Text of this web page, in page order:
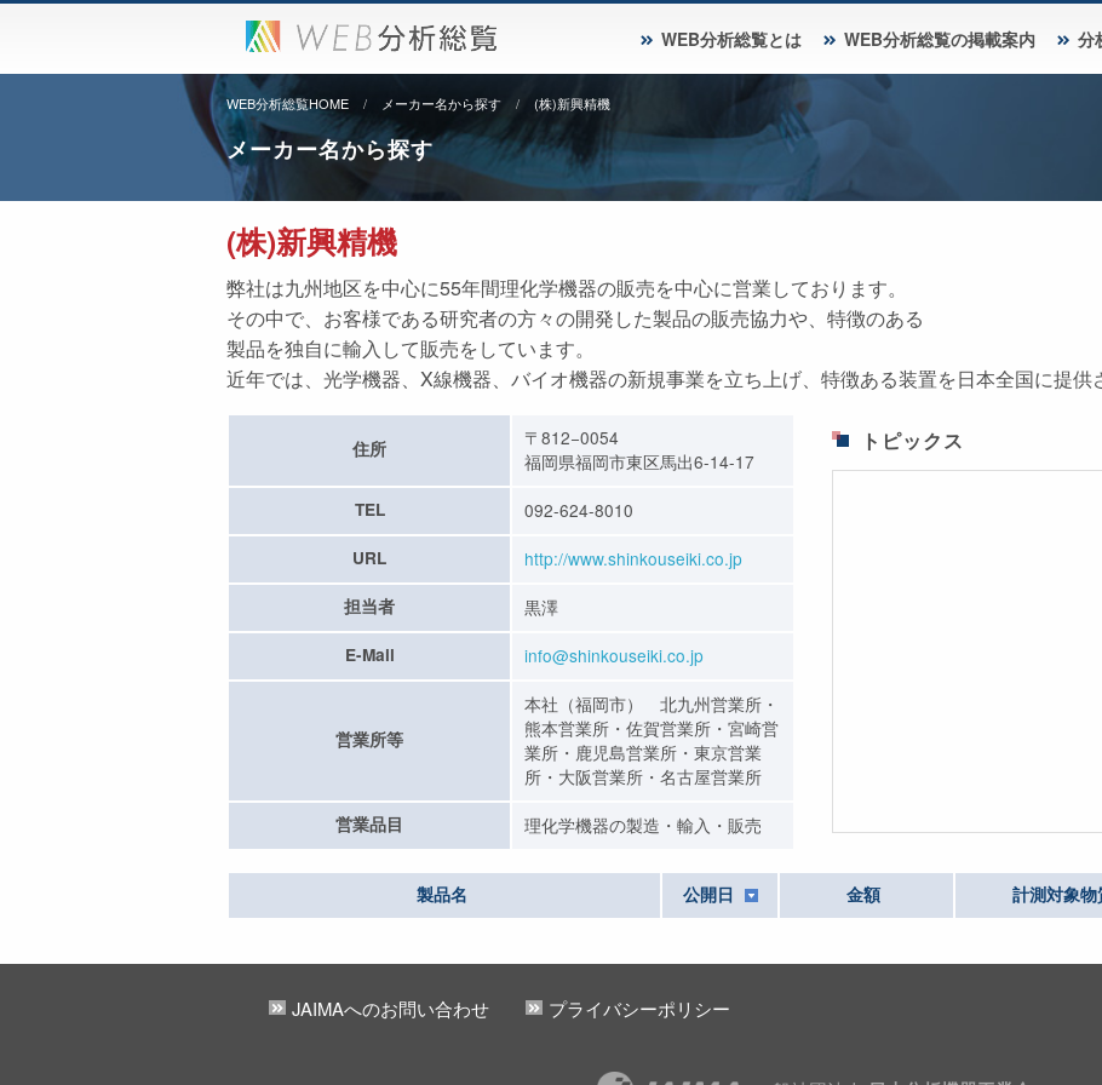
WEB分析総覧とは WEB分析総覧の掲載案内 分
WEB分析総覧HOME メーカー名から探す (株)新興精機
メーカー名から探す
(株)新興精機
弊社は九州地区を中心に55年間理化学機器の販売を中心に営業しております。
その中で、お客様である研究者の方々の開発した製品の販売協力や、特徴のある
製品を独自に輸入して販売をしています。
近年では、光学機器、X線機器、バイオ機器の新規事業を立ち上げ、特徴ある装置を日本全国に
住所
〒812−0054
福岡県福岡市東区馬出6-14-17
TEL 092-624-8010
URL http://www.shinkouseiki.co.jp
担当者 黒澤
E-Mail info@shinkouseiki.co.jp
営業所等
本社（福岡市） 北九州営業所・
熊本営業所・佐賀営業所・宮崎営
業所・鹿児島営業所・東京営業
所・大阪営業所・名古屋営業所
営業品目 理化学機器の製造・輸入・販売
トピックス
製品名 公開日 金額 計測対象物
JAIMAへのお問い合わせ プライバシーポリシー